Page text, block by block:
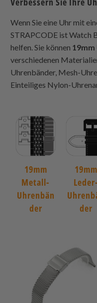
Wenn Sie eine Uhr mit
STRAPCODE ist Watch
helfen. Sie können
verschiedenen
Uhrenbänder, Mesh-
Einteiliges Nylon-
19mm
Metall-
Uhrenbän
der
19mm
Leder-
der